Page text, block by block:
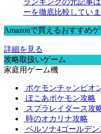
ランキングの元記事
ーを徹底比較してい
Amazonで買えるおすすめ
詳細を見る
攻略取扱いゲーム
家庭用ゲーム機
ポケモンチャンピオ
ぽこあポケモン攻略
スプラレイダース攻
時のオカリナ攻略
ペルソナ4ゴールデン